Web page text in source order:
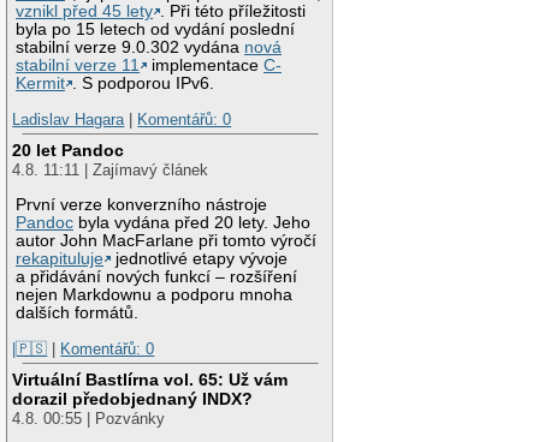
vznikl před 45 lety . Při této příležitosti
byla po 15 letech od vydání poslední
stabilní verze 9.0.302 vydána nová
stabilní verze 11
implementaceC-
Kermit . S podporou IPv6.
Ladislav Hagara | Komentářů: 0
20 let Pandoc
4.8. 11:11 | Zajímavý článek
První verze konverzního nástroje
Pandoc byla vydána před 20 lety. Jeho
autor John MacFarlane při tomto výročí
rekapituluje
jednotlivé etapy vývoje
a přidávání nových funkcí – rozšíření
nejen Markdownu a podporu mnoha
dalších formátů.
|🇵🇸 | Komentářů: 0
Virtuální Bastlírna vol. 65: Už vám
dorazil předobjednaný INDX?
4.8. 00:55 | Pozvánky